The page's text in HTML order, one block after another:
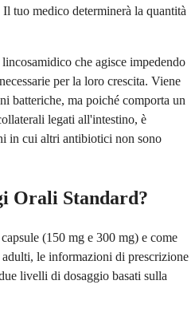
tuo medico determinerà la quantità
che agisce impedendo
per la loro crescita. Viene
batteriche, ma poiché comporta un
legati all'intestino, è
in cui altri antibiotici non sono
Orali Standard?
(150 mg e 300 mg) e come
le informazioni di prescrizione
livelli di dosaggio basati sulla